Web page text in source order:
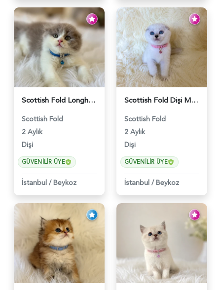
Scottish Fold Longhair Lilac Bi Color 2 Aylık - 5908
Scottish Fold
2 Aylık
Dişi
GÜVENILIR ÜYE
İstanbul / Beykoz
Scottish Fold Dişi Mükemmel Yavrumuz - 5909
Scottish Fold
2 Aylık
Dişi
GÜVENILIR ÜYE
İstanbul / Beykoz